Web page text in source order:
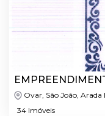
Ovar, São João, Arada
34 Imóveis